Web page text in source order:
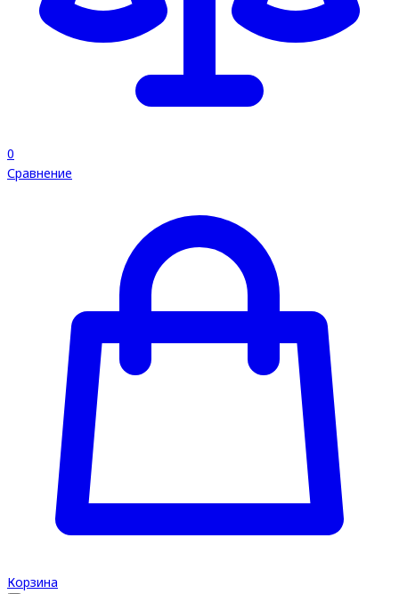
0
Сравнение
Корзина